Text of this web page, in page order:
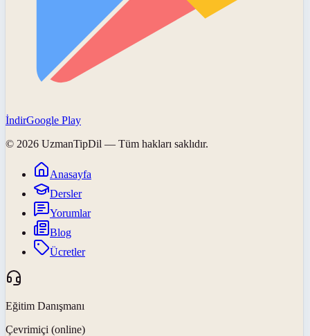
İndirGoogle Play
© 2026 UzmanTipDil — Tüm hakları saklıdır.
Anasayfa
Dersler
Yorumlar
Blog
Ücretler
Eğitim Danışmanı
Çevrimiçi (online)